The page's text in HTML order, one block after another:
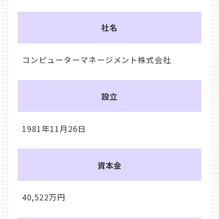
社名
コンピューターマネージメント株式会社
設立
1981年11月26日
資本金
40,522万円